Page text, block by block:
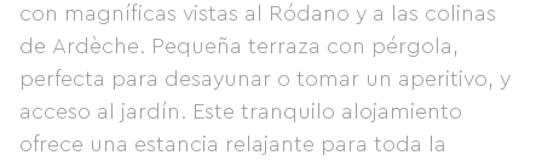
con magníficas vistas al Ródano y a las colinas
de Ardèche. Pequeña terraza con pérgola,
perfecta para desayunar o tomar un aperitivo, y
acceso al jardín. Este tranquilo alojamiento
ofrece una estancia relajante para toda la